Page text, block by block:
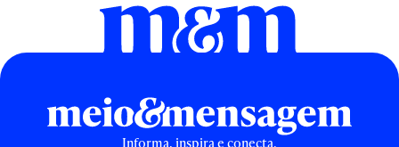
Informa, inspira e conecta.